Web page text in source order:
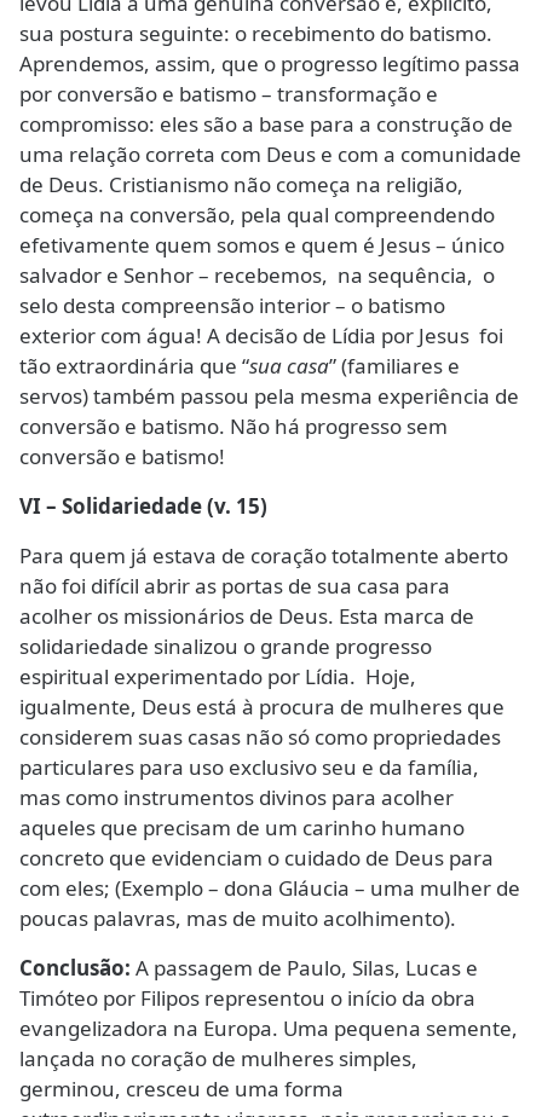
sua postura seguinte: o recebimento do batismo.
Aprendemos, assim, que o progresso legítimo passa
por conversão e batismo – transformação e
compromisso: eles são a base para a construção de
uma relação correta com Deus e com a comunidade
de Deus. Cristianismo não começa na religião,
começa na conversão, pela qual compreendendo
efetivamente quem somos e quem é Jesus – único
salvador e Senhor – recebemos, na sequência, o
selo desta compreensão interior – o batismo
exterior com água! A decisão de Lídia por Jesus foi
tão extraordinária que “sua casa” (familiares e
servos) também passou pela mesma experiência de
conversão e batismo. Não há progresso sem
conversão e batismo!
VI – Solidariedade (v. 15)
Para quem já estava de coração totalmente aberto
não foi difícil abrir as portas de sua casa para
acolher os missionários de Deus. Esta marca de
solidariedade sinalizou o grande progresso
espiritual experimentado por Lídia. Hoje,
igualmente, Deus está à procura de mulheres que
considerem suas casas não só como propriedades
particulares para uso exclusivo seu e da família,
mas como instrumentos divinos para acolher
aqueles que precisam de um carinho humano
concreto que evidenciam o cuidado de Deus para
com eles; (Exemplo – dona Gláucia – uma mulher de
poucas palavras, mas de muito acolhimento).
Conclusão: A passagem de Paulo, Silas, Lucas e
Timóteo por Filipos representou o início da obra
evangelizadora na Europa. Uma pequena semente,
lançada no coração de mulheres simples,
germinou, cresceu de uma forma